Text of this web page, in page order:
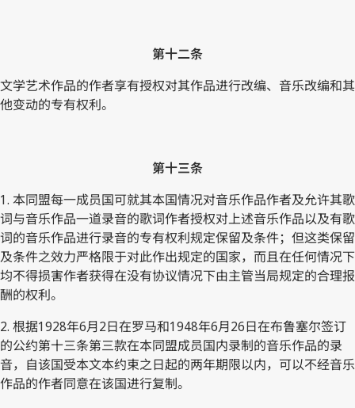
第十二条
文学艺术作品的作者享有授权对其作品进行改编、音乐改编和其
他变动的专有权利。
第十三条
1. 本同盟每一成员国可就其本国情况对音乐作品作者及允许其歌
词与音乐作品一道录音的歌词作者授权对上述音乐作品以及有歌
词的音乐作品进行录音的专有权利规定保留及条件；但这类保留
及条件之效力严格限于对此作出规定的国家，而且在任何情况下
均不得损害作者获得在没有协议情况下由主管当局规定的合理报
酬的权利。
2. 根据1928年6月2日在罗马和1948年6月26日在布鲁塞尔签订
的公约第十三条第三款在本同盟成员国内录制的音乐作品的录
音，自该国受本文本约束之日起的两年期限以内，可以不经音乐
作品的作者同意在该国进行复制。